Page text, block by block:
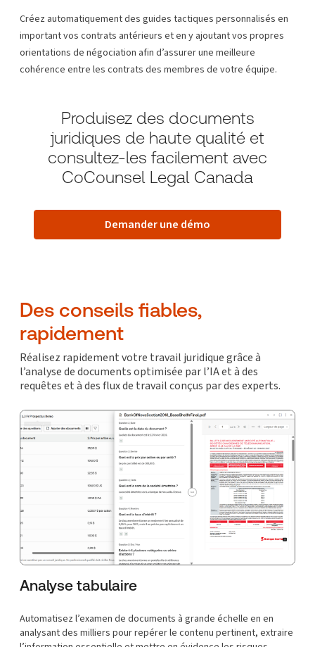
Créez automatiquement des guides tactiques personnalisés en
important vos contrats antérieurs et en y ajoutant vos propres
orientations de négociation afin d’assurer une meilleure
cohérence entre les contrats des membres de votre équipe.
Produisez des documents
juridiques de haute qualité et
consultez-les facilement avec
CoCounsel Legal Canada
Demander une démo
Des conseils fiables,
rapidement
Réalisez rapidement votre travail juridique grâce à
l’analyse de documents optimisée par l’IA et à des
requêtes et à des flux de travail conçus par des experts.
Analyse tabulaire
Automatisez l’examen de documents à grande échelle en en
analysant des milliers pour repérer le contenu pertinent, extraire